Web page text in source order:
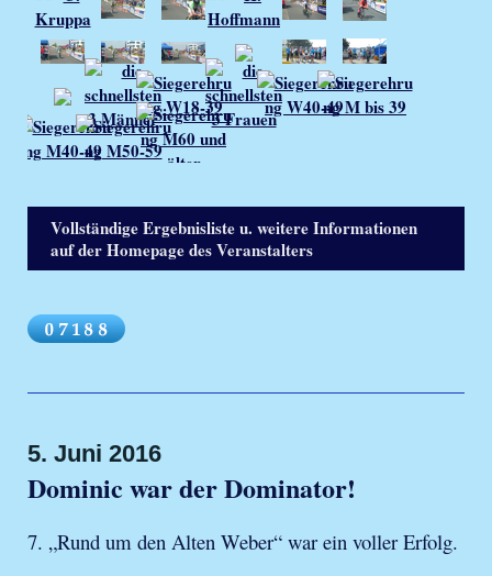
Vollständige Ergebnisliste u. weitere Informationen
auf der Homepage des Veranstalters
5. Juni 2016
Dominic war der Dominator!
7. „Rund um den Alten Weber“ war ein voller Erfolg.